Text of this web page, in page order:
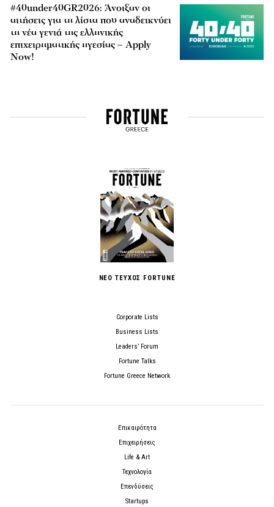
#40under40GR2026: Άνοιξαν οι
αιτήσεις για τη λίστα που αναδεικνύει
τη νέα γενιά της ελληνικής
επιχειρηματικής ηγεσίας – Apply
Now!
ΝΕΟ ΤΕΥΧΟΣ FORTUNE
Corporate Lists
Business Lists
Leaders’ Forum
Fortune Talks
Fortune Greece Network
Επικαιρότητα
Επιχειρήσεις
Life & Art
Τεχνολογία
Επενδύσεις
Startups